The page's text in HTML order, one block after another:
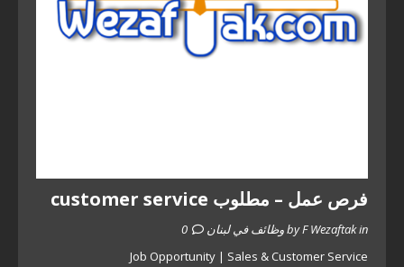
فرص عمل – مطلوب customer service
by F Wezaftak in وظائف في لبنان
0
Job Opportunity | Sales & Customer Service